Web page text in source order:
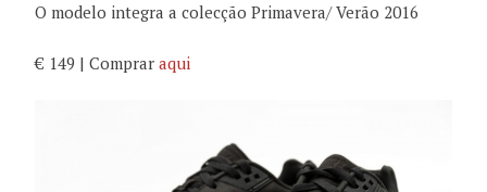
O modelo integra a colecção Primavera/ Verão 2016
€ 149 | Comprar aqui